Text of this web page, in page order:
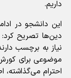
داریم.
این دانشجو در
دین‌ها تصریح کرد:
نیاز به برچسب
موضوعی برای
احترام می‌گذاشته،